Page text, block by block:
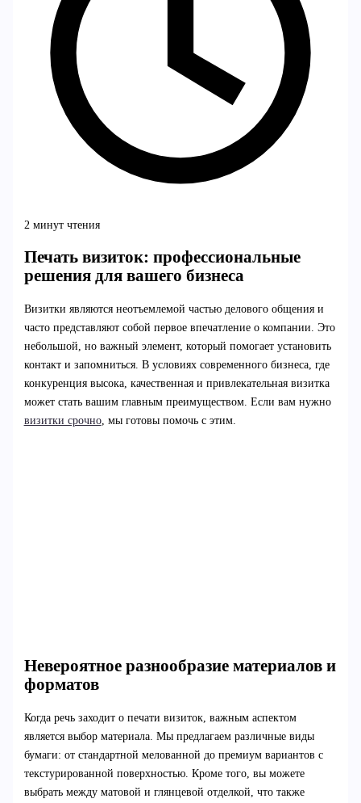
2 минут чтения
Печать визиток: профессиональные
решения для вашего бизнеса
Визитки являются неотъемлемой частью делового общения и
часто представляют собой первое впечатление о компании. Это
небольшой, но важный элемент, который помогает установить
контакт и запомниться. В условиях современного бизнеса, где
конкуренция высока, качественная и привлекательная визитка
может стать вашим главным преимуществом. Если вам нужно
визитки срочно, мы готовы помочь с этим.
Невероятное разнообразие материалов и
форматов
Когда речь заходит о печати визиток, важным аспектом
является выбор материала. Мы предлагаем различные виды
бумаги: от стандартной мелованной до премиум вариантов с
текстурированной поверхностью. Кроме того, вы можете
выбрать между матовой и глянцевой отделкой, что также